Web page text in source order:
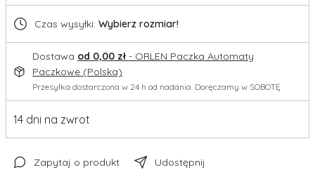
Czas wysyłki: Wybierz rozmiar!
Dostawa od 0,00 zł - ORLEN Paczka Automaty
Paczkowe (Polska)
Przesyłka dostarczona w 24 h od nadania. Doręczamy w SOBOTĘ
14 dni na zwrot
Zapytaj o produkt Udostępnij